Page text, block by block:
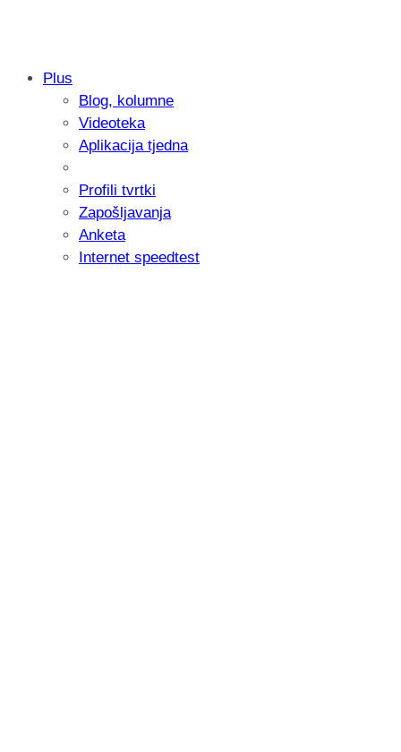
Samsung otkrio kako je nastajala
donijelo tanje i izdržljivije preklopne
Plus
Blog, kolumne
Videoteka
Aplikacija tjedna
Profili tvrtki
Zapošljavanja
Anketa
Internet speedtest